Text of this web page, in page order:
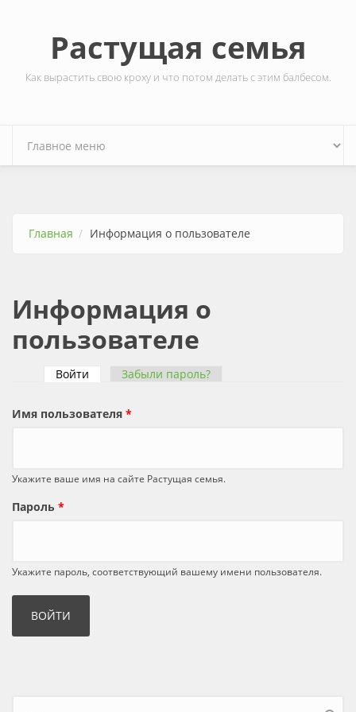
Растущая семья
Как вырастить свою кроху и что потом делать с этим балбесом.
Главная Информация о пользователе
Информация о
пользователе
Войти (активная вкладка)
Забыли пароль?
Имя пользователя *
Укажите ваше имя на сайте Растущая семья.
Пароль *
Укажите пароль, соответствующий вашему имени пользователя.